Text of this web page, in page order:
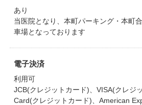
あり
当医院となり、本町パーキング・本町
車場となっております
電子決済
利用可
JCB(クレジットカード)、VISA(クレジ
Card(クレジットカード)、American